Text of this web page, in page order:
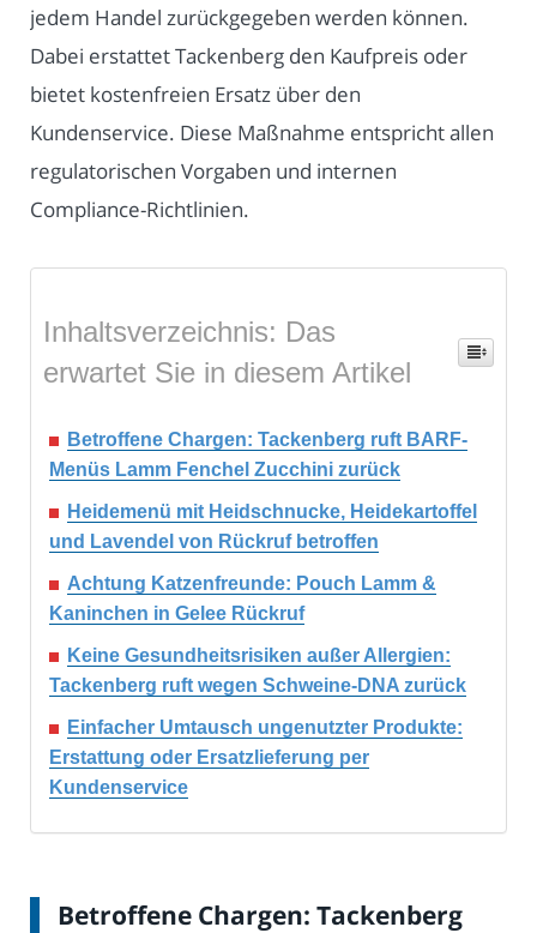
jedem Handel zurückgegeben werden können.
Dabei erstattet Tackenberg den Kaufpreis oder
bietet kostenfreien Ersatz über den
Kundenservice. Diese Maßnahme entspricht allen
regulatorischen Vorgaben und internen
Compliance-Richtlinien.
Inhaltsverzeichnis: Das
erwartet Sie in diesem Artikel
Betroffene Chargen: Tackenberg ruft BARF-
Menüs Lamm Fenchel Zucchini zurück
Heidemenü mit Heidschnucke, Heidekartoffel
und Lavendel von Rückruf betroffen
Achtung Katzenfreunde: Pouch Lamm &
Kaninchen in Gelee Rückruf
Keine Gesundheitsrisiken außer Allergien:
Tackenberg ruft wegen Schweine-DNA zurück
Einfacher Umtausch ungenutzter Produkte:
Erstattung oder Ersatzlieferung per
Kundenservice
Betroffene Chargen: Tackenberg